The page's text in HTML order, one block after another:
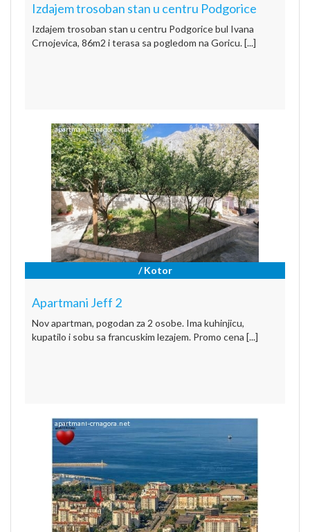
Izdajem trosoban stan u centru Podgorice
Izdajem trosoban stan u centru Podgorice bul Ivana
Crnojevica, 86m2 i terasa sa pogledom na Goricu. [...]
/ Kotor
Apartmani Jeff 2
Nov apartman, pogodan za 2 osobe. Ima kuhinjicu,
kupatilo i sobu sa francuskim lezajem. Promo cena [...]